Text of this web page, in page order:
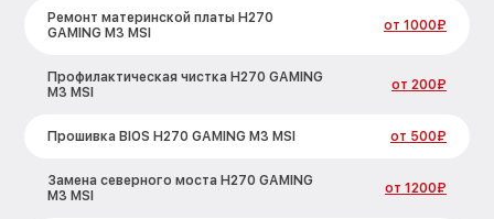
Ремонт материнской платы H270
GAMING M3 MSI
от 1000₽
Профилактическая чистка H270 GAMING
M3 MSI
от 200₽
Прошивка BIOS H270 GAMING M3 MSI от 500₽
Замена северного моста H270 GAMING
M3 MSI
от 1200₽